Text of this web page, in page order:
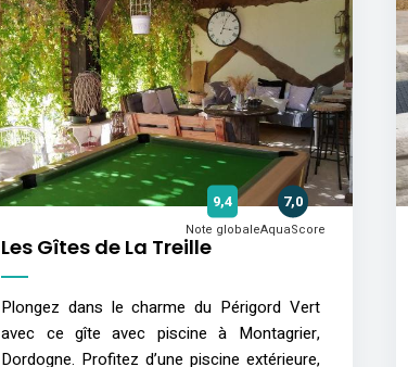
Les Gîtes de La Treille
9,4
Note globale
7,0
AquaScore
Plongez dans le charme du Périgord Vert
avec ce gîte avec piscine à Montagrier,
Dordogne. Profitez d’une piscine extérieure,